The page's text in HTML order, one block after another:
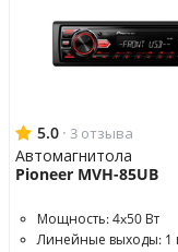
5.0 · 3 отзыва
Автомагнитола
Pioneer MVH-85UB
Мощность: 4x50 Вт
Линейные выходы: 1